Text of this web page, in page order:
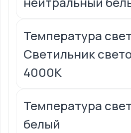
Температура
Светильник
4000К
Температура
белый